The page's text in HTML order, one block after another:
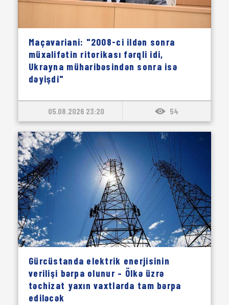
Maçavariani: "2008-ci ildən sonra
müxalifətin ritorikası fərqli idi,
Ukrayna müharibəsindən sonra isə
dəyişdi"
05.08.2026 23:20 54
Gürcüstanda elektrik enerjisinin
verilişi bərpa olunur – Ölkə üzrə
təchizat yaxın vaxtlarda tam bərpa
ediləcək